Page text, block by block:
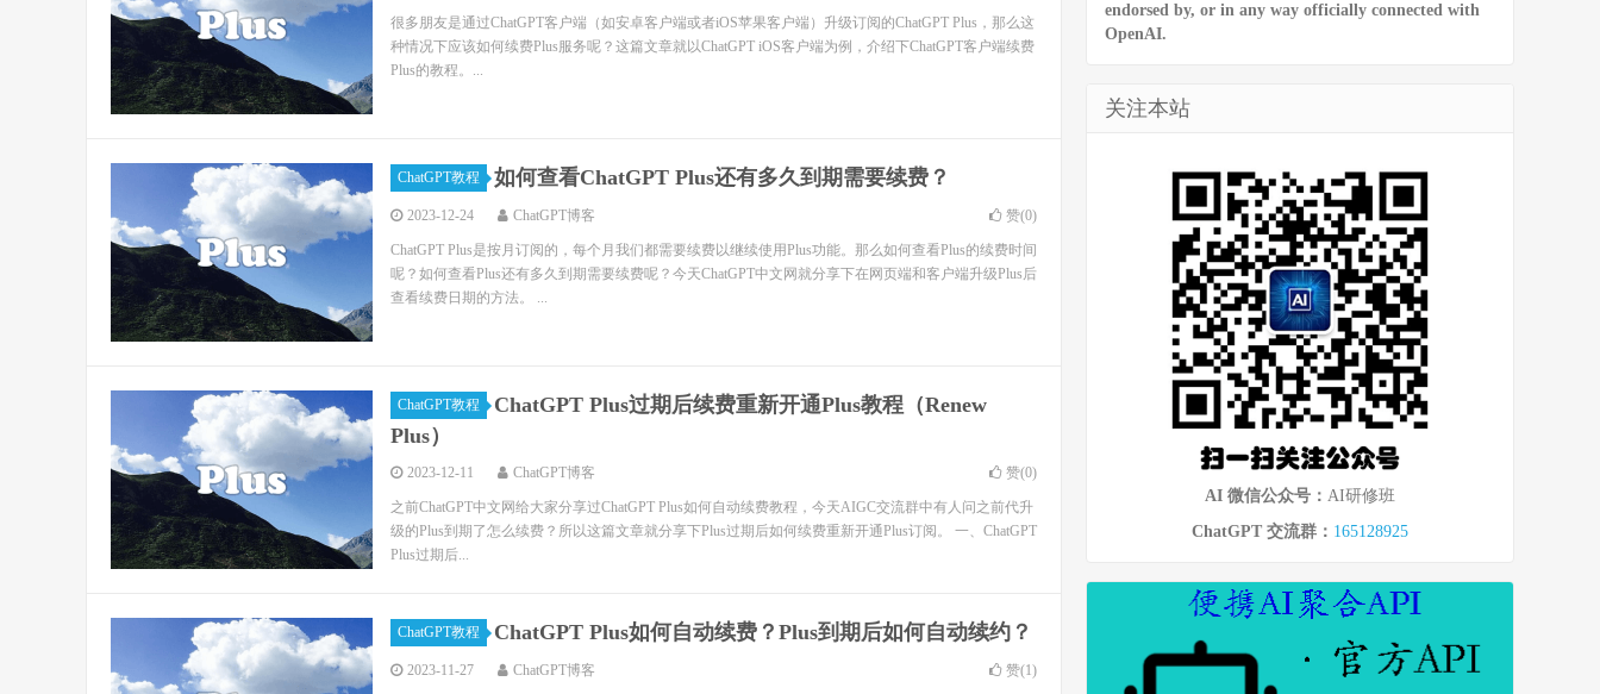
很多朋友是通过ChatGPT客户端（如安卓客户端或者iOS苹果客户端）升级订阅的ChatGPT Plus，那么这
种情况下应该如何续费Plus服务呢？这篇文章就以ChatGPT iOS客户端为例，介绍下ChatGPT客户端续费
Plus的教程。...
ChatGPT教程 如何查看ChatGPT Plus还有多久到期需要续费？
2023-12-24 ChatGPT博客 赞(0)
ChatGPT Plus是按月订阅的，每个月我们都需要续费以继续使用Plus功能。那么如何查看Plus的续费时间
呢？如何查看Plus还有多久到期需要续费呢？今天ChatGPT中文网就分享下在网页端和客户端升级Plus后
查看续费日期的方法。 ...
ChatGPT教程
ChatGPT Plus过期后续费重新开通Plus教程（Renew
Plus）
2023-12-11 ChatGPT博客 赞(0)
之前ChatGPT中文网给大家分享过ChatGPT Plus如何自动续费教程，今天AIGC交流群中有人问之前代升
级的Plus到期了怎么续费？所以这篇文章就分享下Plus过期后如何续费重新开通Plus订阅。 一、ChatGPT
Plus过期后...
ChatGPT教程 ChatGPT Plus如何自动续费？Plus到期后如何自动续约？
2023-11-27 ChatGPT博客 赞(1)
endorsed by, or in any way officially connected with
OpenAI.
关注本站
AI 微信公众号： AI研修班
ChatGPT 交流群： 165128925